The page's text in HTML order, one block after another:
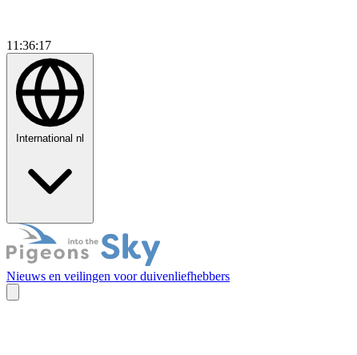
11:36:18
International nl
Nieuws en veilingen voor duivenliefhebbers